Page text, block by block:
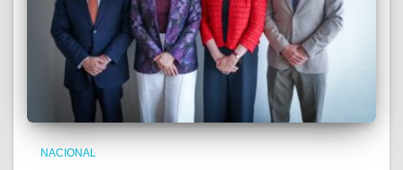
NACIONAL